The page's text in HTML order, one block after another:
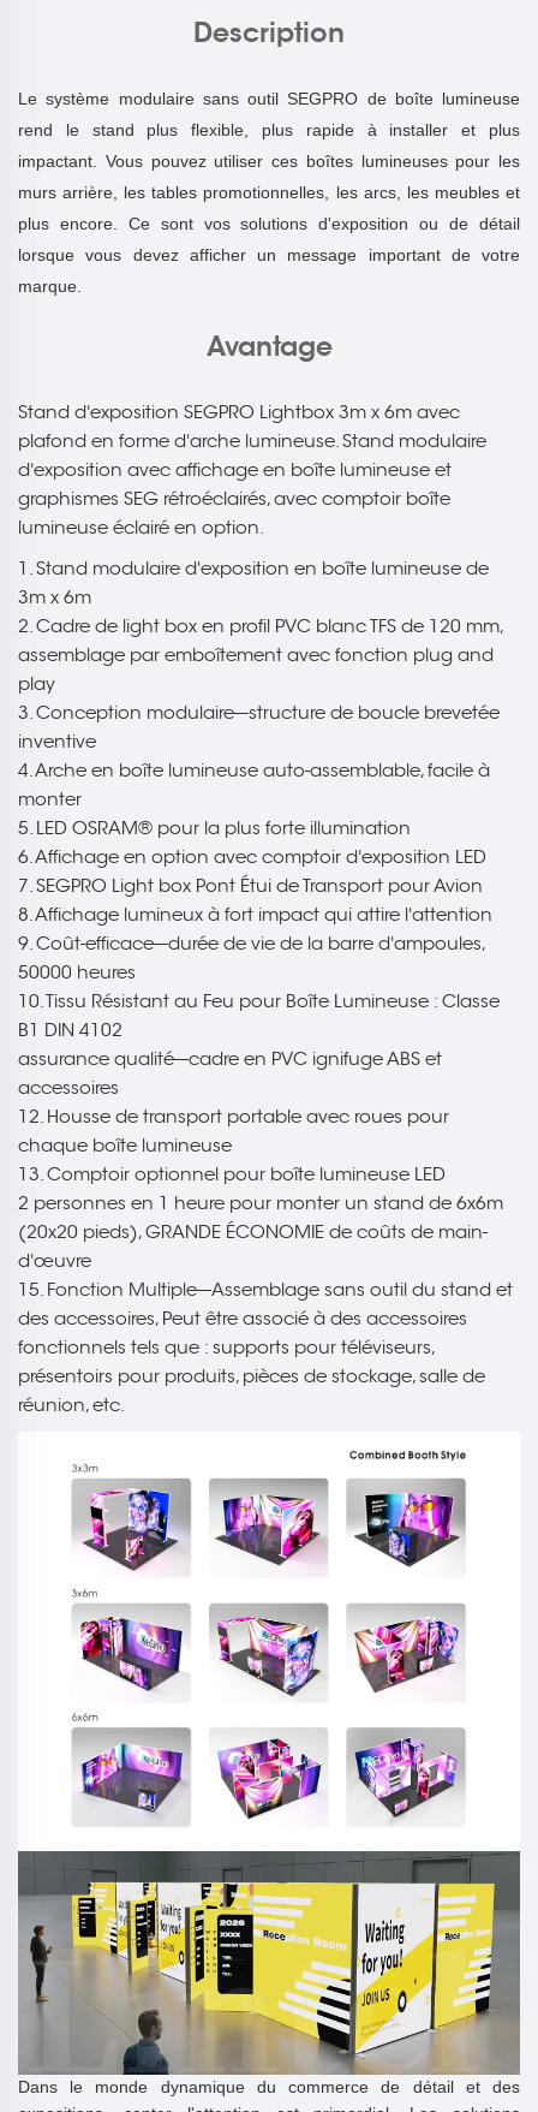
Description
Le système modulaire sans outil SEGPRO de boîte lumineuse
rend le stand plus flexible, plus rapide à installer et plus
impactant. Vous pouvez utiliser ces boîtes lumineuses pour les
murs arrière, les tables promotionnelles, les arcs, les meubles et
plus encore. Ce sont vos solutions d'exposition ou de détail
lorsque vous devez afficher un message important de votre
marque.
Avantage
Stand d'exposition SEGPRO Lightbox 3m x 6m avec
plafond en forme d'arche lumineuse. Stand modulaire
d'exposition avec affichage en boîte lumineuse et
graphismes SEG rétroéclairés, avec comptoir boîte
lumineuse éclairé en option.
1. Stand modulaire d'exposition en boîte lumineuse de
3m x 6m
2. Cadre de light box en profil PVC blanc TFS de 120 mm,
assemblage par emboîtement avec fonction plug and
play
3. Conception modulaire---structure de boucle brevetée
inventive
4. Arche en boîte lumineuse auto-assemblable, facile à
monter
5. LED OSRAM® pour la plus forte illumination
6. Affichage en option avec comptoir d'exposition LED
7. SEGPRO Light box Pont Étui de Transport pour Avion
8. Affichage lumineux à fort impact qui attire l'attention
9. Coût-efficace---durée de vie de la barre d'ampoules,
50000 heures
10. Tissu Résistant au Feu pour Boîte Lumineuse : Classe
B1 DIN 4102
assurance qualité---cadre en PVC ignifuge ABS et
accessoires
12. Housse de transport portable avec roues pour
chaque boîte lumineuse
13. Comptoir optionnel pour boîte lumineuse LED
2 personnes en 1 heure pour monter un stand de 6x6m
(20x20 pieds), GRANDE ÉCONOMIE de coûts de main-
d'œuvre
15. Fonction Multiple---Assemblage sans outil du stand et
des accessoires, Peut être associé à des accessoires
fonctionnels tels que : supports pour téléviseurs,
présentoirs pour produits, pièces de stockage, salle de
réunion, etc.
Dans le monde dynamique du commerce de détail et des